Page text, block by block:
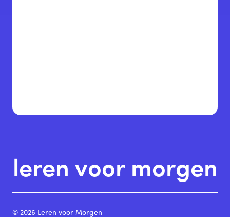
leren voor morgen
© 2026 Leren voor Morgen